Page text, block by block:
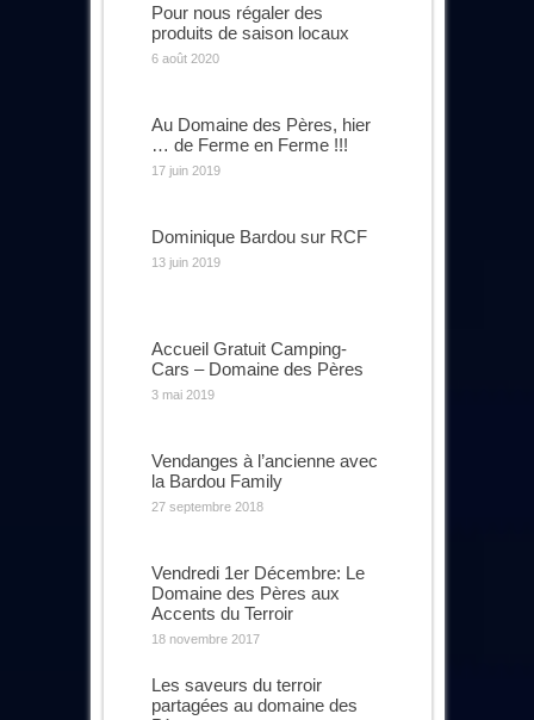
Pour nous régaler des
produits de saison locaux
6 août 2020
Au Domaine des Pères, hier
… de Ferme en Ferme !!!
17 juin 2019
Dominique Bardou sur RCF
13 juin 2019
Accueil Gratuit Camping-
Cars – Domaine des Pères
3 mai 2019
Vendanges à l’ancienne avec
la Bardou Family
27 septembre 2018
Vendredi 1er Décembre: Le
Domaine des Pères aux
Accents du Terroir
18 novembre 2017
Les saveurs du terroir
partagées au domaine des